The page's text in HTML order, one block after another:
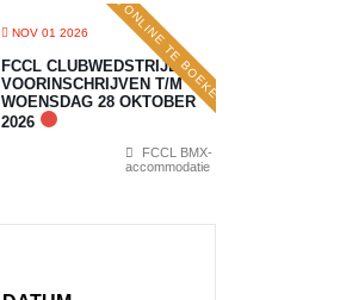
NOV 01 2026 ONLINE TE BOEKEN
FCCL CLUBWEDSTRIJD 7:
VOORINSCHRIJVEN T/M
WOENSDAG 28 OKTOBER
2026
FCCL BMX-
accommodatie